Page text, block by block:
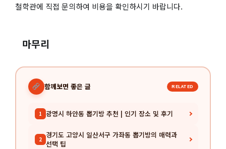
철학관에 직접 문의하여 비용을 확인하시기 바랍니다.
마무리
함께보면 좋은 글 RELATED
1 광명시 하안동 뽑기방 추천 | 인기 장소 및 후기
2 경기도 고양시 일산서구 가좌동 뽑기방의 매력과
선택 팁